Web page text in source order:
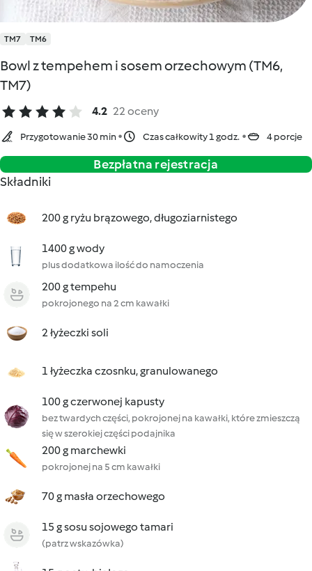
TM7 TM6
Bowl z tempehem i sosem orzechowym (TM6,
TM7)
4.2 22 oceny
Przygotowanie 30 min Czas całkowity 1 godz. 4 porcje
Bezpłatna rejestracja
Składniki
200 g ryżu brązowego, długoziarnistego
1400 g wody
plus dodatkowa ilość do namoczenia
200 g tempehu
pokrojonego na 2 cm kawałki
2 łyżeczki soli
1 łyżeczka czosnku, granulowanego
100 g czerwonej kapusty
bez twardych części, pokrojonej na kawałki, które zmieszczą
się w szerokiej części podajnika
200 g marchewki
pokrojonej na 5 cm kawałki
70 g masła orzechowego
15 g sosu sojowego tamari
(patrz wskazówka)